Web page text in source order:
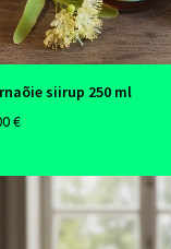
siirup 250 ml
€